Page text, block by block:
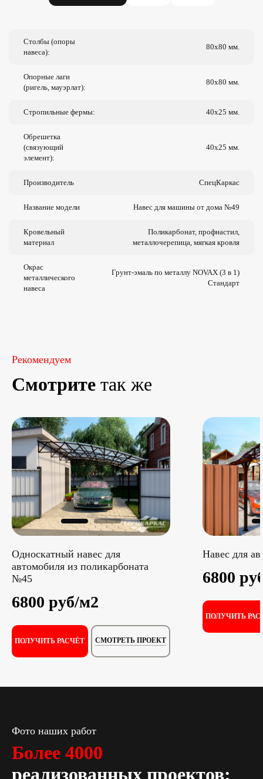
Столбы (опоры
навеса):
80х80 мм.
Опорные лаги
(ригель, мауэрлат):
80х80 мм.
Стропильные фермы: 40х25 мм.
Обрешетка
(связующий
элемент):
40х25 мм.
Производитель СпецКаркас
Название модели Навес для машины от дома №49
Кровельный
материал
Поликарбонат, профнастил,
металлочерепица, мягкая кровля
Окрас
металлического
навеса
Грунт-эмаль по металлу NOVAX (3 в 1)
Стандарт
Рекомендуем
Смотрите так же
Односкатный навес для
автомобиля из поликарбоната
№45
6800 руб/м2
ПОЛУЧИТЬ РАСЧЁТ СМОТРЕТЬ ПРОЕКТ
Навес для
6800
ПОЛУЧИТЬ
Фото наших работ
Более 4000
реализованных проектов: